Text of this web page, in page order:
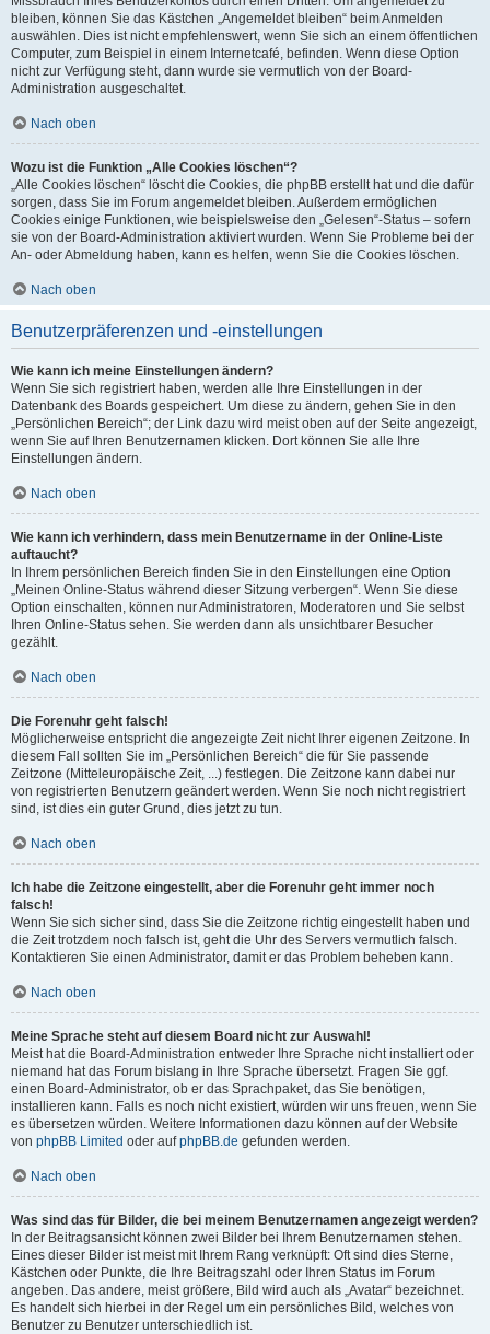
bleiben, können Sie das Kästchen „Angemeldet bleiben“ beim Anmelden
auswählen. Dies ist nicht empfehlenswert, wenn Sie sich an einem öffentlichen
Computer, zum Beispiel in einem Internetcafé, befinden. Wenn diese Option
nicht zur Verfügung steht, dann wurde sie vermutlich von der Board-
Administration ausgeschaltet.
Nach oben
Wozu ist die Funktion „Alle Cookies löschen“?
„Alle Cookies löschen“ löscht die Cookies, die phpBB erstellt hat und die dafür
sorgen, dass Sie im Forum angemeldet bleiben. Außerdem ermöglichen
Cookies einige Funktionen, wie beispielsweise den „Gelesen“-Status – sofern
sie von der Board-Administration aktiviert wurden. Wenn Sie Probleme bei der
An- oder Abmeldung haben, kann es helfen, wenn Sie die Cookies löschen.
Nach oben
Benutzerpräferenzen und -einstellungen
Wie kann ich meine Einstellungen ändern?
Wenn Sie sich registriert haben, werden alle Ihre Einstellungen in der
Datenbank des Boards gespeichert. Um diese zu ändern, gehen Sie in den
„Persönlichen Bereich“; der Link dazu wird meist oben auf der Seite angezeigt,
wenn Sie auf Ihren Benutzernamen klicken. Dort können Sie alle Ihre
Einstellungen ändern.
Nach oben
Wie kann ich verhindern, dass mein Benutzername in der Online-Liste
auftaucht?
In Ihrem persönlichen Bereich finden Sie in den Einstellungen eine Option
„Meinen Online-Status während dieser Sitzung verbergen“. Wenn Sie diese
Option einschalten, können nur Administratoren, Moderatoren und Sie selbst
Ihren Online-Status sehen. Sie werden dann als unsichtbarer Besucher
gezählt.
Nach oben
Die Forenuhr geht falsch!
Möglicherweise entspricht die angezeigte Zeit nicht Ihrer eigenen Zeitzone. In
diesem Fall sollten Sie im „Persönlichen Bereich“ die für Sie passende
Zeitzone (Mitteleuropäische Zeit, ...) festlegen. Die Zeitzone kann dabei nur
von registrierten Benutzern geändert werden. Wenn Sie noch nicht registriert
sind, ist dies ein guter Grund, dies jetzt zu tun.
Nach oben
Ich habe die Zeitzone eingestellt, aber die Forenuhr geht immer noch
falsch!
Wenn Sie sich sicher sind, dass Sie die Zeitzone richtig eingestellt haben und
die Zeit trotzdem noch falsch ist, geht die Uhr des Servers vermutlich falsch.
Kontaktieren Sie einen Administrator, damit er das Problem beheben kann.
Nach oben
Meine Sprache steht auf diesem Board nicht zur Auswahl!
Meist hat die Board-Administration entweder Ihre Sprache nicht installiert oder
niemand hat das Forum bislang in Ihre Sprache übersetzt. Fragen Sie ggf.
einen Board-Administrator, ob er das Sprachpaket, das Sie benötigen,
installieren kann. Falls es noch nicht existiert, würden wir uns freuen, wenn Sie
es übersetzen würden. Weitere Informationen dazu können auf der Website
von phpBB Limited oder aufphpBB.de gefunden werden.
Nach oben
Was sind das für Bilder, die bei meinem Benutzernamen angezeigt werden?
In der Beitragsansicht können zwei Bilder bei Ihrem Benutzernamen stehen.
Eines dieser Bilder ist meist mit Ihrem Rang verknüpft: Oft sind dies Sterne,
Kästchen oder Punkte, die Ihre Beitragszahl oder Ihren Status im Forum
angeben. Das andere, meist größere, Bild wird auch als „Avatar“ bezeichnet.
Es handelt sich hierbei in der Regel um ein persönliches Bild, welches von
Benutzer zu Benutzer unterschiedlich ist.